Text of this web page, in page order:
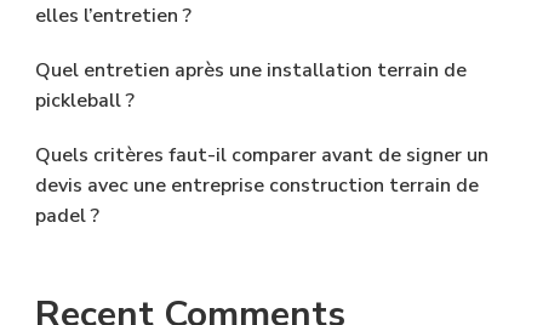
elles l’entretien ?
Quel entretien après une installation terrain de
pickleball ?
Quels critères faut-il comparer avant de signer un
devis avec une entreprise construction terrain de
padel ?
Recent Comments